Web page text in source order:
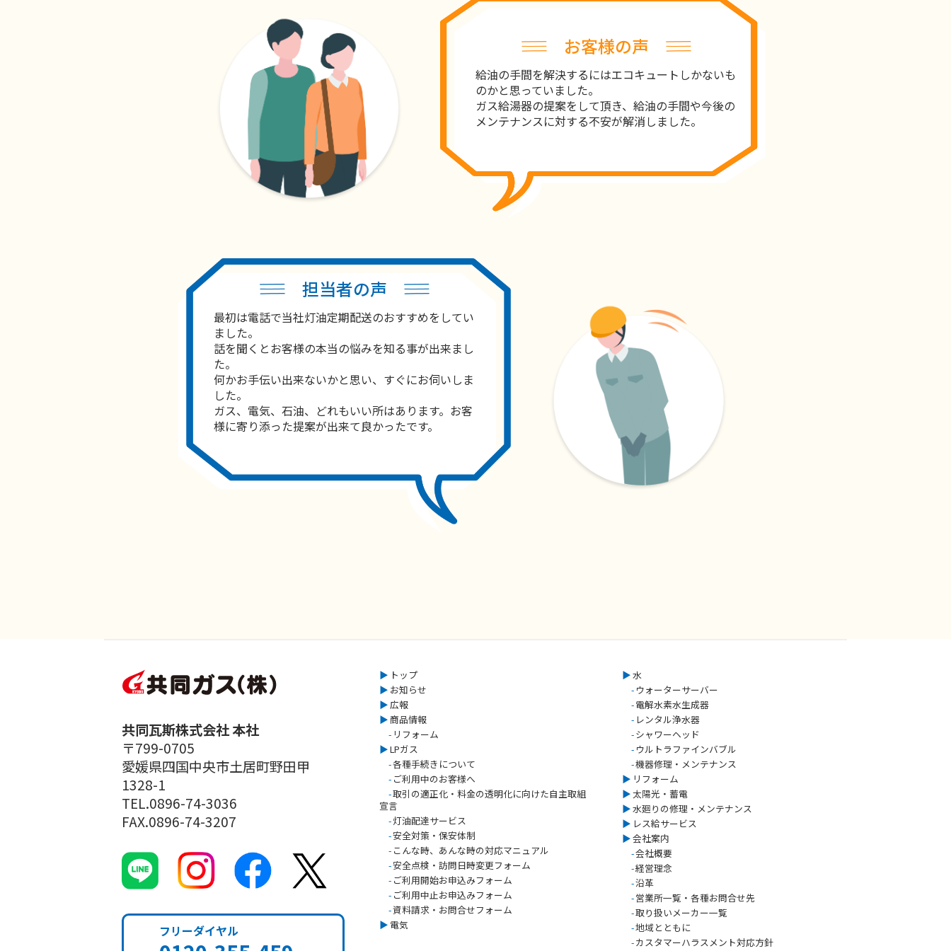
お客様の声
給油の手間を解決するにはエコキュートしかないも
のかと思っていました。
ガス給湯器の提案をして頂き、給油の手間や今後の
メンテナンスに対する不安が解消しました。
担当者の声
最初は電話で当社灯油定期配送のおすすめをしてい
ました。
話を聞くとお客様の本当の悩みを知る事が出来まし
た。
何かお手伝い出来ないかと思い、すぐにお伺いしま
した。
ガス、電気、石油、どれもいい所はあります。お客
様に寄り添った提案が出来て良かったです。
共同瓦斯株式会社 本社
〒799-0705
愛媛県四国中央市土居町野田甲
1328-1
TEL.0896-74-3036
FAX.0896-74-3207
フリーダイヤル
▶︎ トップ
▶︎ お知らせ
▶︎ 広報
▶︎ 商品情報
- リフォーム
▶︎LPガス
-各種手続きについて
- ご利用中のお客様へ
-取引の適正化・料金の透明化に向けた自主取組
宣言
-灯油配達サービス
-安全対策・保安体制
- こんな時、あんな時の対応マニュアル
-安全点検・訪問日時変更フォーム
- ご利用開始お申込みフォーム
- ご利用中止お申込みフォーム
-資料請求・お問合せフォーム
▶︎ 電気
▶︎水
- ウォーターサーバー
-電解水素水生成器
- レンタル浄水器
-シャワーヘッド
- ウルトラファインバブル
-機器修理・メンテナンス
▶︎ リフォーム
▶︎太陽光・蓄電
▶︎水廻りの修理・メンテナンス
▶︎ レス給サービス
▶︎会社案内
-会社概要
-経営理念
-沿革
-営業所一覧・各種お問合せ先
-取り扱いメーカー一覧
-地域とともに
-カスタマーハラスメント対応方針